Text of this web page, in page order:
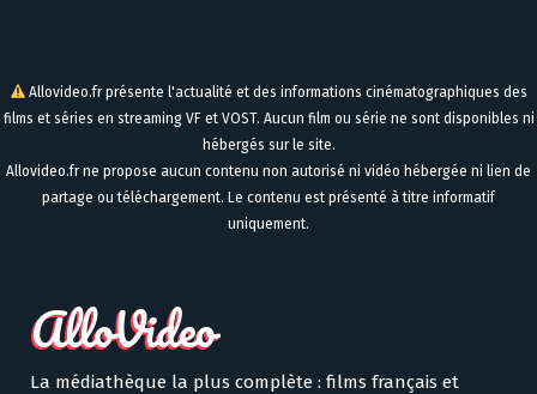
Allovideo.fr présente l'actualité et des informations cinématographiques des
films et séries en streaming VF et VOST. Aucun film ou série ne sont disponibles ni
hébergés sur le site.
Allovideo.fr ne propose aucun contenu non autorisé ni vidéo hébergée ni lien de
partage ou téléchargement. Le contenu est présenté à titre informatif
uniquement.
La médiathèque la plus complète : films français et